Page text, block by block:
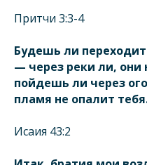
Притчи 3:3-4
Будешь ли
— через реки ли, они
пойдешь ли через
пламя не опалит
Исаия 43:2